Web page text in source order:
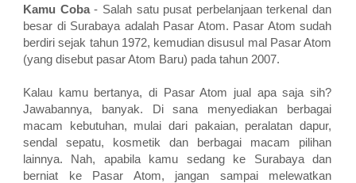
Kamu Coba- Salah satu pusat perbelanjaan terkenal dan
besar di Surabaya adalah Pasar Atom. Pasar Atom sudah
berdiri sejak tahun 1972, kemudian disusul mal Pasar Atom
(yang disebut pasar Atom Baru) pada tahun 2007.
Kalau kamu bertanya, di Pasar Atom jual apa saja sih?
Jawabannya, banyak. Di sana menyediakan berbagai
macam kebutuhan, mulai dari pakaian, peralatan dapur,
sendal sepatu, kosmetik dan berbagai macam pilihan
lainnya. Nah, apabila kamu sedang ke Surabaya dan
berniat ke Pasar Atom, jangan sampai melewatkan